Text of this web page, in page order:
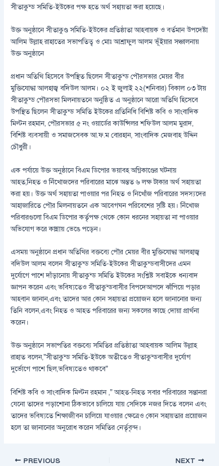
সীতাকুন্ড সমিতি-ইউকের পক্ষ হতে অর্থ সহায়তা করা হয়েছে।
উক্ত অনুষ্ঠানে সীতাকুণ্ড সমিতি-ইউকের প্রতিষ্ঠাতা আহবায়ক ও বর্তমান উপদেষ্টা
আলিম উল্লাহ রাহাতের সভাপতিত্ব ও মোঃ আশ্রাফুল আলম ভূঁইয়ার সঞ্চালনায়
উক্ত অনুষ্ঠানে
প্রধান অতিথি হিসেবে উপস্থিত ছিলেন সীতাকুন্ড পৌরসভার মেয়র বীর
মুক্তিযোদ্ধা আলহাজ্ব বদিউল আলম। ০২ ই জুলাই ২২(শনিবার) বিকাল ০৩ টায়
সীতাকুন্ড পৌরসভা মিলনায়তনে অনুষ্ঠিত এ অনুষ্ঠানে আরো অতিথি হিসেবে
উপস্থিত ছিলেন সীতাকুন্ড সমিতি ইউকের প্রতিনিধি বিশিষ্ট কবি ও সাংবাদিক
মিল্টন রহমান, পৌরসভার ৫ নং ওয়ার্ডের কাউন্সিলর শফিউল আলম মুরাদ,
বিশিষ্ট ব্যবসায়ী ও সমাজসেবক আ.ফ.ম বোরহান, সাংবাদিক মেজবাহ উদ্দিন
চৌধুরী।
এক পর্যায়ে উক্ত অনুষ্ঠানে বিএম ডিপোর ভয়াবহ অগ্নিকাণ্ডের ঘটনায়
আহত,নিহত ও নিঁখোজদের পরিবারের মাঝে অন্তত ৬ লক্ষ টাকার অর্থ সহায়তা
করা হয়। উক্ত অর্থ সহায়তা পাওয়ার পর নিহত ও নিখোঁজ পরিবারের সদস্যদের
আহাজারিতে পৌর মিলনায়তনে এক আবেগঘন পরিবেশের সৃষ্টি হয়। নিঁখোজ
পরিবারগুলো বিএম ডিপোর কর্তৃপক্ষ থেকে কোন ধরনের সহায়তা না পাওয়ার
অভিযোগ করে কান্নায় ভেঙে পড়েন।
এসময় অনুষ্ঠানে প্রধান অতিথির বক্তব্যে পৌর মেয়র বীর মুক্তিযোদ্ধা আলহাজ্ব
বদিউল আলম বলেন সীতাকুন্ড সমিতি-ইউকের সীতাকুন্ডবাসীদের এমন
দুর্যোগে পাশে দাঁড়ানোয় সীতাকুন্ড সমিতি ইউকের সংশ্লিষ্ট সবাইকে ধন্যবাদ
জ্ঞাপন করেন এবং ভবিষ্যতেও সীতাকুন্ডবাসীর বিপদেআপদে ঝাঁপিয়ে পড়ার
আহবান জানান,এবং তাদের আর কোন সহায়তা প্রয়োজন হলে জানানোর জন্য
তিনি বলেন,এবং নিহত ও আহত পরিবারের জন্য সকলের কাছে দোয়া প্রার্থনা
করেন।
উক্ত অনুষ্ঠানে সভাপতির বক্তব্যে সমিতির প্রতিষ্ঠাতা আহবায়ক আলিম উল্লাহ
রাহাত বলেন,”সীতাকুন্ড সমিতি-ইউকে অতীতেও সীতাকুন্ডবাসীর দুর্যোগ
দুর্ভোগে পাশে ছিল,ভবিষ্যতেও থাকবে”
বিশিষ্ট কবি ও সাংবাদিক মিল্টন রহমান ,” আহত-নিহত সবার পরিবারের সন্তানরা
যেনো তাদের পড়াশোনা ঠিকভাবে চালিয়ে যায় সেদিকে নজর দিতে বলেন এবং
তাদের ভবিষ্যতে শিক্ষাজীবন চালিয়ে যাওয়ার ক্ষেত্রেও কোন সহায়তার প্রয়োজন
হলে তা জানানোর অনুরোধ করেন সমিতির নের্তৃবৃন্দ।
PREVIOUS NEXT